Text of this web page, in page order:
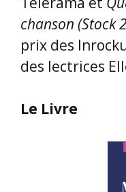
chanson (Stock
prix des
des lectrices
Le Livre